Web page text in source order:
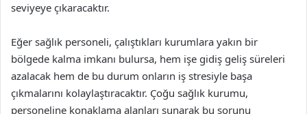
seviyeye çıkaracaktır.
Eğer sağlık personeli, çalıştıkları kurumlara yakın bir
bölgede kalma imkanı bulursa, hem işe gidiş geliş süreleri
azalacak hem de bu durum onların iş stresiyle başa
çıkmalarını kolaylaştıracaktır. Çoğu sağlık kurumu,
personeline konaklama alanları sunarak bu sorunu